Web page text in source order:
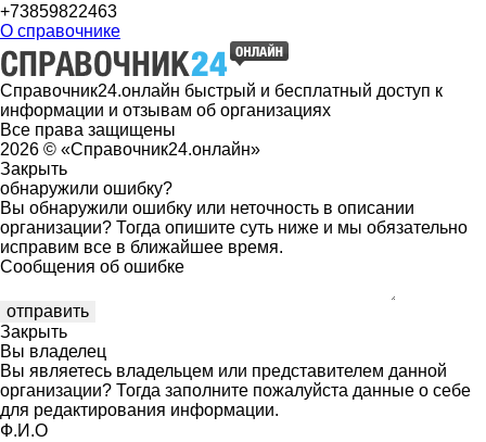
+73859822463
О справочнике
Справочник24.онлайн быстрый и бесплатный доступ к
информации и отзывам об организациях
Все права защищены
2026 © «Справочник24.онлайн»
Закрыть
обнаружили ошибку?
Вы обнаружили ошибку или неточность в описании
организации? Тогда опишите суть ниже и мы обязательно
исправим все в ближайшее время.
Сообщения об ошибке
Закрыть
Вы владелец
Вы являетесь владельцем или представителем данной
организации? Тогда заполните пожалуйста данные о себе
для редактирования информации.
Ф.И.О